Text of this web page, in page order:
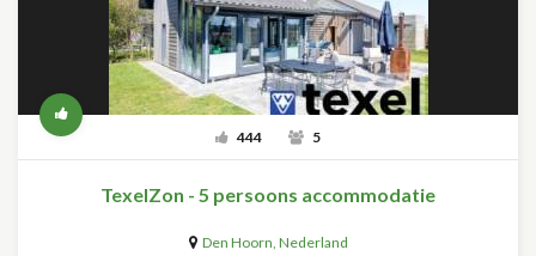
444 5
TexelZon - 5 persoons accommodatie
Den Hoorn, Nederland